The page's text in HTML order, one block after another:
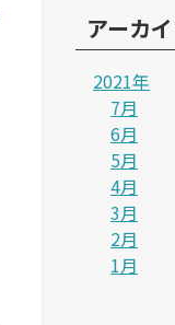
アーカ
2021年
7月
6月
5月
4月
3月
2月
1月